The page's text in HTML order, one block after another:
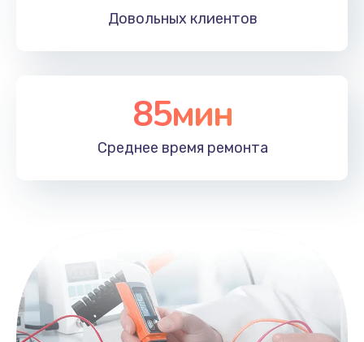
Довольных клиентов
85мин
Среднее время ремонта